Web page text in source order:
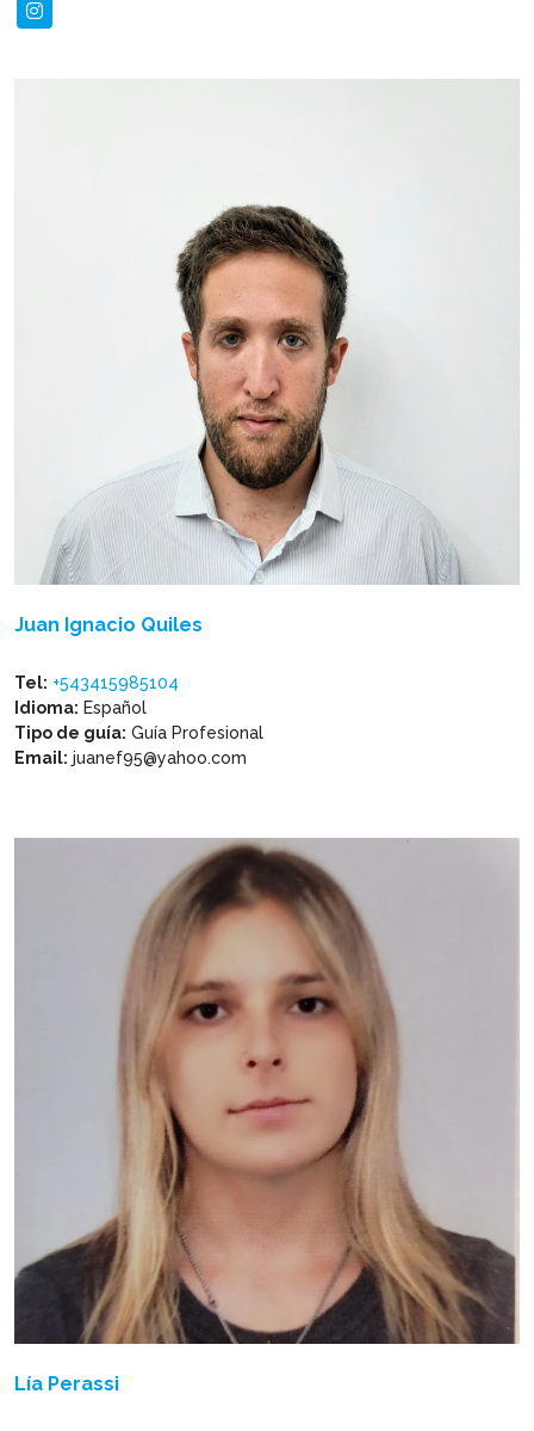
Juan Ignacio Quiles
Tel: +543415985104
Idioma: Español
Tipo de guía: Guía Profesional
Email: juanef95@yahoo.com
Lía Perassi